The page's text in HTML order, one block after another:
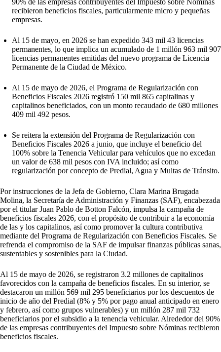
recibieron beneficios fiscales, particularmente micro y pequeñas
empresas.
Al 15 de mayo, en 2026 se han expedido 343 mil 43 licencias
permanentes, lo que implica un acumulado de 1 millón 963 mil 907
licencias permanentes emitidas del nuevo programa de Licencia
Permanente de la Ciudad de México.
Al 15 de mayo de 2026, el Programa de Regularización con
Beneficios Fiscales 2026 registró 150 mil 865 capitalinas y
capitalinos beneficiados, con un monto recaudado de 680 millones
409 mil 492 pesos.
Se reitera la extensión del Programa de Regularización con
Beneficios Fiscales 2026 a junio, que incluye el beneficio del
100% sobre la Tenencia Vehicular para vehículos que no excedan
un valor de 638 mil pesos con IVA incluido; así como
regularización por concepto de Predial, Agua y Multas de Tránsito.
Por instrucciones de la Jefa de Gobierno, Clara Marina Brugada
Molina, la Secretaría de Administración y Finanzas (SAF), encabezada
por el titular Juan Pablo de Botton Falcón, impulsa la campaña de
beneficios fiscales 2026, con el propósito de contribuir a la economía
de las y los capitalinos, así como promover la cultura contributiva
mediante del Programa de Regularización con Beneficios Fiscales. Se
refrenda el compromiso de la SAF de impulsar finanzas públicas sanas,
sustentables y sostenibles para la Ciudad.
Al 15 de mayo de 2026, se registraron 3.2 millones de capitalinos
favorecidos con la campaña de beneficios fiscales. En su interior, se
destacaron un millón 569 mil 295 beneficiarios por los descuentos de
inicio de año del Predial (8% y 5% por pago anual anticipado en enero
y febrero, así como grupos vulnerables) y un millón 287 mil 732
beneficiarios por el subsidio a la tenencia vehicular. Alrededor del 90%
de las empresas contribuyentes del Impuesto sobre Nóminas recibieron
beneficios fiscales.